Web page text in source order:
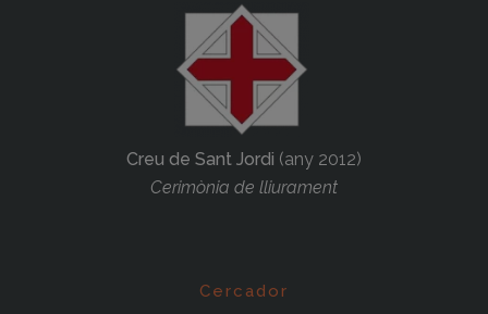
Creu de Sant Jordi (any 2012)
Cerimònia de lliurament
Cercador